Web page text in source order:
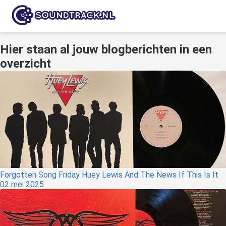
Hier staan al jouw blogberichten in een
overzicht
Forgotten Song Friday Huey Lewis And The News If This Is It
02 mei 2025
policy
zijn
om
te
Ze
gebruikt
deze